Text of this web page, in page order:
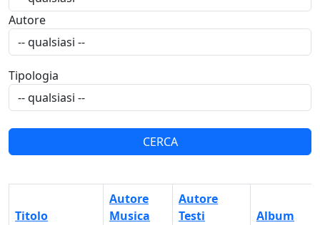
Autore
Tipologia
Titolo
Autore
Musica
Autore
Testi
Album